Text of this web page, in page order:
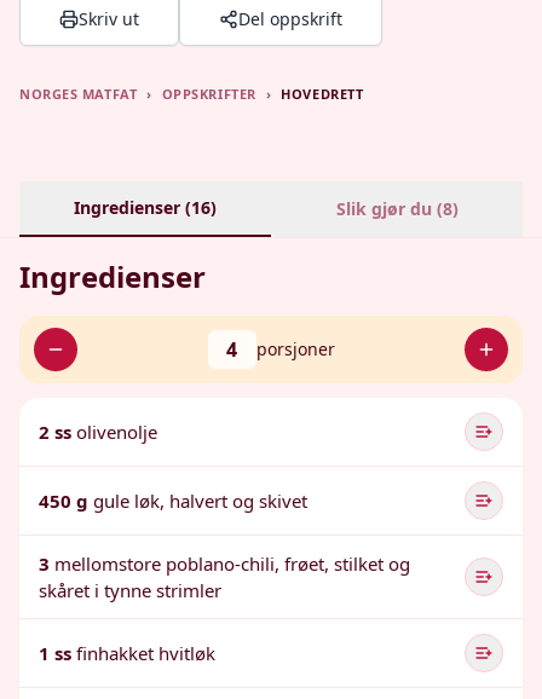
Skriv ut Del oppskrift
NORGES MATFAT › OPPSKRIFTER › HOVEDRETT
Ingredienser (16) Slik gjør du (8)
Ingredienser
4 porsjoner
2 ss olivenolje
450 g gule løk, halvert og skivet
3 mellomstore poblano-chili, frøet, stilket og
skåret i tynne strimler
1 ss finhakket hvitløk